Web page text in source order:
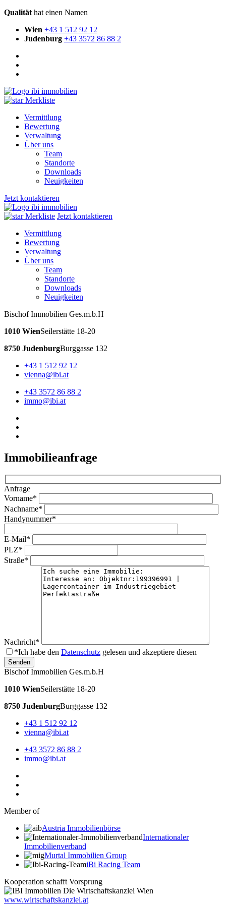
Qualität hat einen Namen
Wien +43 1 512 92 12
Judenburg +43 3572 86 88 2
Merkliste
Vermittlung
Bewertung
Verwaltung
Über uns
Team
Standorte
Downloads
Neuigkeiten
Jetzt kontaktieren
Merkliste Jetzt kontaktieren
Vermittlung
Bewertung
Verwaltung
Über uns
Team
Standorte
Downloads
Neuigkeiten
Bischof Immobilien Ges.m.b.H
1010 WienSeilerstätte 18-20
8750 JudenburgBurggasse 132
+43 1 512 92 12
vienna@ibi.at
+43 3572 86 88 2
immo@ibi.at
Immobilieanfrage
Anfrage
Vorname*
Nachname*
Handynummer*
E-Mail*
PLZ*
Straße*
Nachricht*
*Ich habe den Datenschutz gelesen und akzeptiere diesen
Bischof Immobilien Ges.m.b.H
1010 WienSeilerstätte 18-20
8750 JudenburgBurggasse 132
+43 1 512 92 12
vienna@ibi.at
+43 3572 86 88 2
immo@ibi.at
Member of
Austria Immobilienbörse
Internationaler
Immobilienverband
Murtal Immobilien Group
iBi Racing Team
Kooperation schafft Vorsprung
www.wirtschaftskanzlei.at